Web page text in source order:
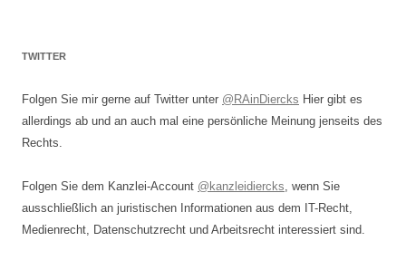
TWITTER
Folgen Sie mir gerne auf Twitter unter @RAinDiercks Hier gibt es
allerdings ab und an auch mal eine persönliche Meinung jenseits des
Rechts.
Folgen Sie dem Kanzlei-Account @kanzleidiercks , wenn Sie
ausschließlich an juristischen Informationen aus dem IT-Recht,
Medienrecht, Datenschutzrecht und Arbeitsrecht interessiert sind.